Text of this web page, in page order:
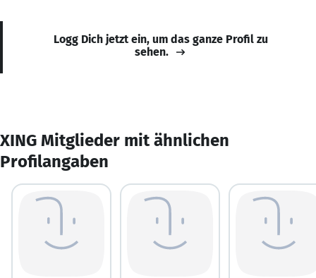
Logg Dich jetzt ein, um das ganze Profil zu
sehen.
XING Mitglieder mit ähnlichen
Profilangaben